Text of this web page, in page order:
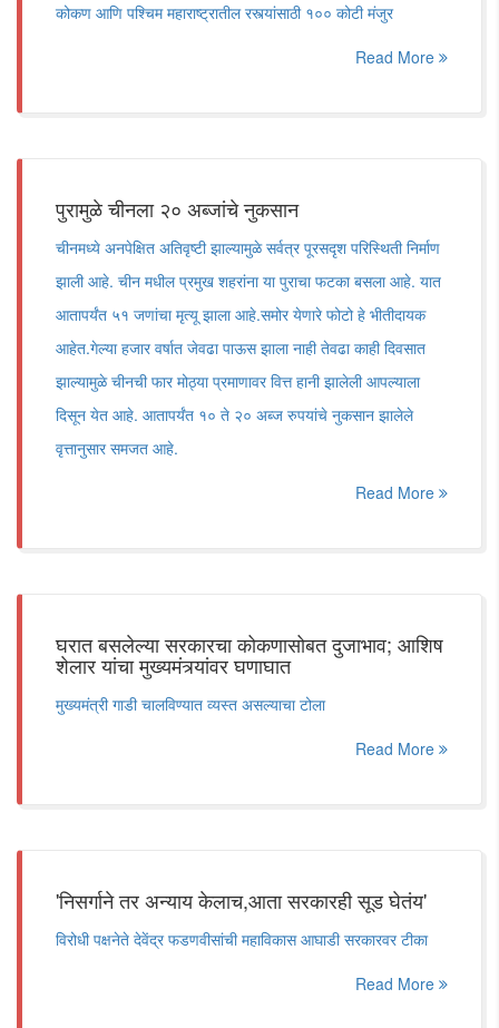
कोकण आणि पश्चिम महाराष्ट्रातील रस्त्यांसाठी १०० कोटी मंजुर
Read More
पुरामुळे चीनला २० अब्जांचे नुकसान
चीनमध्ये अनपेक्षित अतिवृष्टी झाल्यामुळे सर्वत्र पूरसदृश परिस्थिती निर्माण
झाली आहे. चीन मधील प्रमुख शहरांना या पुराचा फटका बसला आहे. यात
आतापर्यंत ५१ जणांचा मृत्यू झाला आहे.समोर येणारे फोटो हे भीतीदायक
आहेत.गेल्या हजार वर्षात जेवढा पाऊस झाला नाही तेवढा काही दिवसात
झाल्यामुळे चीनची फार मोठ्या प्रमाणावर वित्त हानी झालेली आपल्याला
दिसून येत आहे. आतापर्यंत १० ते २० अब्ज रुपयांचे नुकसान झालेले
वृत्तानुसार समजत आहे.
Read More
घरात बसलेल्या सरकारचा कोकणासोबत दुजाभाव; आशिष
शेलार यांचा मुख्यमंत्र्यांवर घणाघात
मुख्यमंत्री गाडी चालविण्यात व्यस्त असल्याचा टोला
Read More
'निसर्गाने तर अन्याय केलाच,आता सरकारही सूड घेतंय'
विरोधी पक्षनेते देवेंद्र फडणवीसांची महाविकास आघाडी सरकारवर टीका
Read More